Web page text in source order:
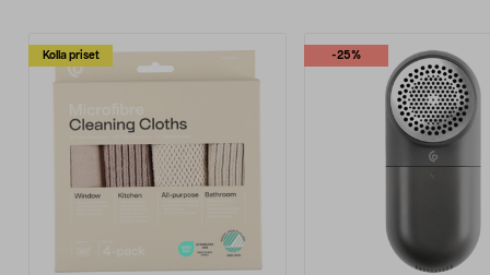
Kolla priset -25%